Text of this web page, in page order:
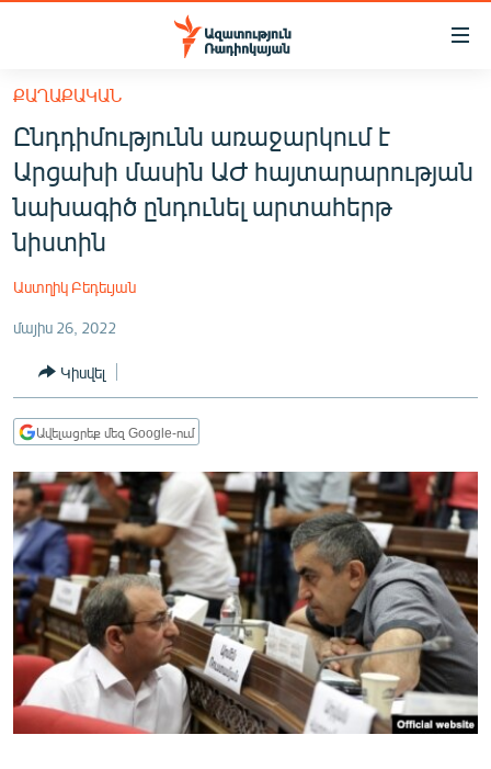
Մատչելիության
հիմնական
բովանդակությանը
Անցնել
հիմնական
մենյուին
Որոնում
ՀԱՅԱՍՏԱՆ
ՔԱՂԱՔԱԿԱՆ
ԸՆՏՐՈՒԹՅՈՒՆՆԵՐ 2026
ՊԱՏԵՐԱԶՄԻ 6 ՇԱԲԱԹՆԵՐԸ
ՏԱՐԱԾԱՇՐՋԱՆ
ՄԻՋԱԶԳԱՅԻՆ
ՄՇԱԿՈՒՅԹ
ՍՊՈՐՏ
ՄԵԿՆԱԲԱՆՈՒԹՅՈՒՆ
ՏՏ ԵՒ ԻՆՏԵՐՆԵՏ
ԿՈՐՈՆԱՎԻՐՈՒՍ
ՔԱՂԱՔԱԿԱՆ
Ընդդիմությունն առաջարկում է
Արցախի մասին ԱԺ հայտարարության
նախագիծ ընդունել արտահերթ
նիստին
Աստղիկ Բեդեւյան
մայիս 26, 2022
Կիսվել
Ավելացրեք մեզ Google-ում